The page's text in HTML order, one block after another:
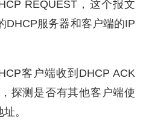
REQUEST，这个报文
DHCP服务器和客户端的IP
客户端收到DHCP ACK
探测是否有其他客户端使
。